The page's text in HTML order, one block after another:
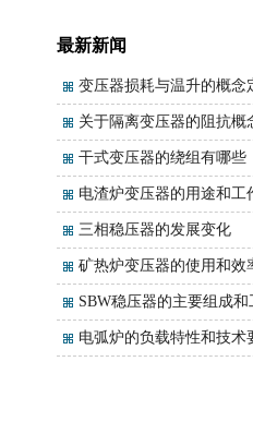
最新新闻
变压器损耗与温升的概念
关于隔离变压器的阻抗概
干式变压器的绕组有哪些
电渣炉变压器的用途和工
三相稳压器的发展变化
矿热炉变压器的使用和效
SBW稳压器的主要组成
电弧炉的负载特性和技术